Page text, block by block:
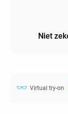
Niet
Virtual try-on